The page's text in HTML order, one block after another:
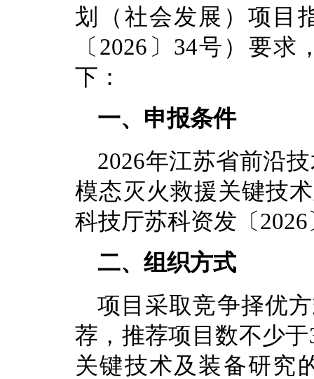
划（社会发展）项目
〔2026〕34号）要
下：
一、申报条件
2026年江苏省前沿
模态灭火救援关键技
科技厅苏科资发〔
二、组织方式
项目采取竞争择优
荐，推荐项目数不少
关键技术及装备研究